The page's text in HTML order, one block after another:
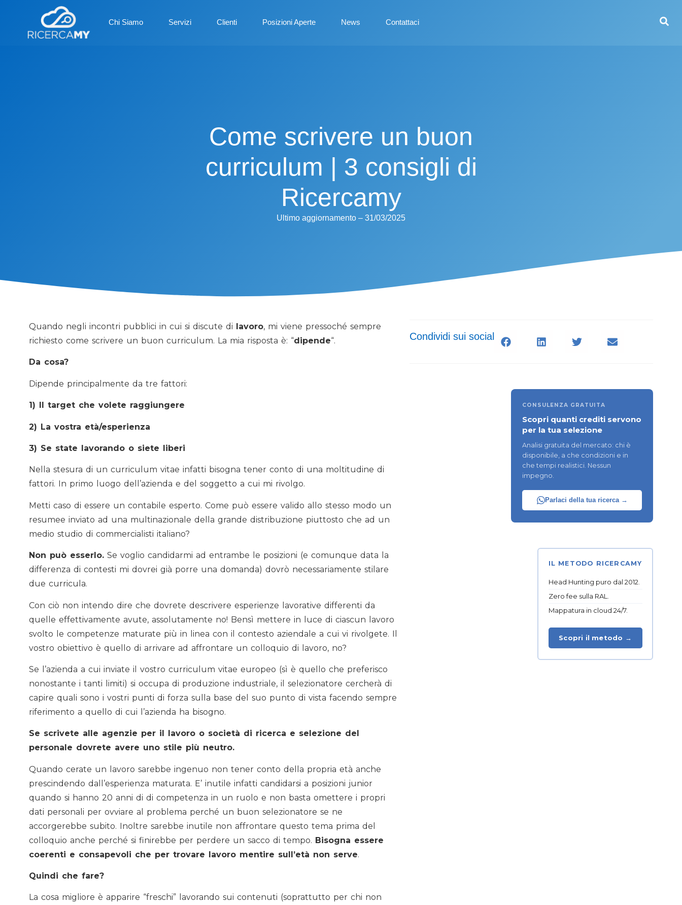
Chi Siamo Servizi Clienti Posizioni Aperte News Contattaci
Come scrivere un buon
curriculum | 3 consigli di
Ricercamy
Ultimo aggiornamento – 31/03/2025
Quando negli incontri pubblici in cui si discute di lavoro, mi viene pressoché sempre
richiesto come scrivere un buon curriculum. La mia risposta è: “dipende“.
Da cosa?
Dipende principalmente da tre fattori:
1) Il target che volete raggiungere
2) La vostra età/esperienza
3) Se state lavorando o siete liberi
Nella stesura di un curriculum vitae infatti bisogna tener conto di una moltitudine di
fattori. In primo luogo dell’azienda e del soggetto a cui mi rivolgo.
Metti caso di essere un contabile esperto. Come può essere valido allo stesso modo un
resumee inviato ad una multinazionale della grande distribuzione piuttosto che ad un
medio studio di commercialisti italiano?
Non può esserlo. Se voglio candidarmi ad entrambe le posizioni (e comunque data la
differenza di contesti mi dovrei già porre una domanda) dovrò necessariamente stilare
due curricula.
Con ciò non intendo dire che dovrete descrivere esperienze lavorative differenti da
quelle effettivamente avute, assolutamente no! Bensì mettere in luce di ciascun lavoro
svolto le competenze maturate più in linea con il contesto aziendale a cui vi rivolgete. Il
vostro obiettivo è quello di arrivare ad affrontare un colloquio di lavoro, no?
Se l’azienda a cui inviate il vostro curriculum vitae europeo (sì è quello che preferisco
nonostante i tanti limiti) si occupa di produzione industriale, il selezionatore cercherà di
capire quali sono i vostri punti di forza sulla base del suo punto di vista facendo sempre
riferimento a quello di cui l’azienda ha bisogno.
Se scrivete alle agenzie per il lavoro o società di ricerca e selezione del
personale dovrete avere uno stile più neutro.
Quando cerate un lavoro sarebbe ingenuo non tener conto della propria età anche
prescindendo dall’esperienza maturata. E’ inutile infatti candidarsi a posizioni junior
quando si hanno 20 anni di di competenza in un ruolo e non basta omettere i propri
dati personali per ovviare al problema perché un buon selezionatore se ne
accorgerebbe subito. Inoltre sarebbe inutile non affrontare questo tema prima del
colloquio anche perché si finirebbe per perdere un sacco di tempo. Bisogna essere
coerenti e consapevoli che per trovare lavoro mentire sull’età non serve.
Quindi che fare?
La cosa migliore è apparire “freschi” lavorando sui contenuti (soprattutto per chi non
Condividi sui social
CONSULENZA GRATUITA
Scopri quanti crediti servono
per la tua selezione
Analisi gratuita del mercato: chi è
disponibile, a che condizioni e in
che tempi realistici. Nessun
impegno.
Parlaci della tua ricerca →
IL METODO RICERCAMY
Head Hunting puro dal 2012.
Zero fee sulla RAL.
Mappatura in cloud 24/7.
Scopri il metodo →